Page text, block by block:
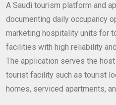
A Saudi tourism platform and
documenting daily occupancy
marketing hospitality units for
facilities with high reliability
The application serves the
tourist facility such as tourist
homes, serviced apartments,